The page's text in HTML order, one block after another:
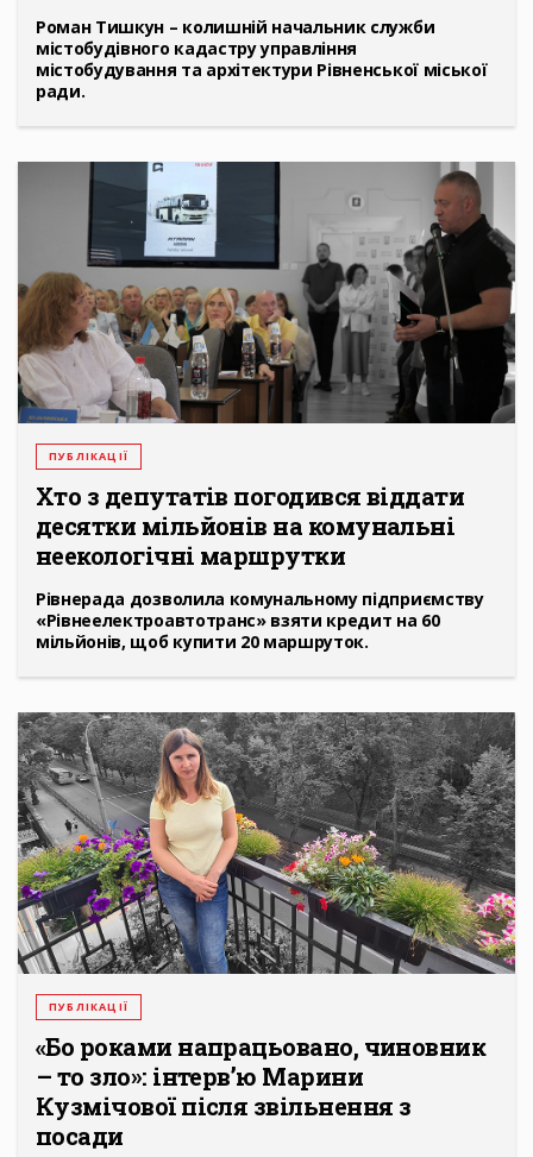
Роман Тишкун – колишній начальник служби
містобудівного кадастру управління
містобудування та архітектури Рівненської міської
ради.
ПУБЛІКАЦІЇ
Хто з депутатів погодився віддати
десятки мільйонів на комунальні
неекологічні маршрутки
Рівнерада дозволила комунальному підприємству
«Рівнеелектроавтотранс» взяти кредит на 60
мільйонів, щоб купити 20 маршруток.
ПУБЛІКАЦІЇ
«Бо роками напрацьовано, чиновник
– то зло»: інтерв’ю Марини
Кузмічової після звільнення з
посади